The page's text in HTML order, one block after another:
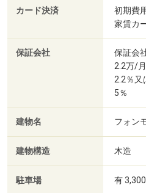
カード決済
初期費
家賃カ
保証会社
保証会
2.2万/
2.2％又
5％
建物名 フォン
建物構造 木造
駐車場 有